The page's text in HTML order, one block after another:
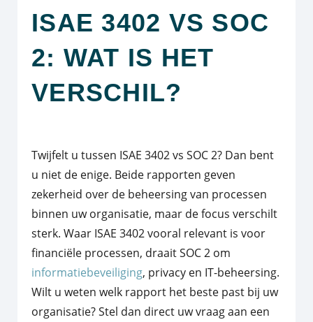
ISAE 3402 VS SOC
2: WAT IS HET
VERSCHIL?
Twijfelt u tussen ISAE 3402 vs SOC 2? Dan bent
u niet de enige. Beide rapporten geven
zekerheid over de beheersing van processen
binnen uw organisatie, maar de focus verschilt
sterk. Waar ISAE 3402 vooral relevant is voor
financiële processen, draait SOC 2 om
informatiebeveiliging, privacy en IT-beheersing.
Wilt u weten welk rapport het beste past bij uw
organisatie? Stel dan direct uw vraag aan een